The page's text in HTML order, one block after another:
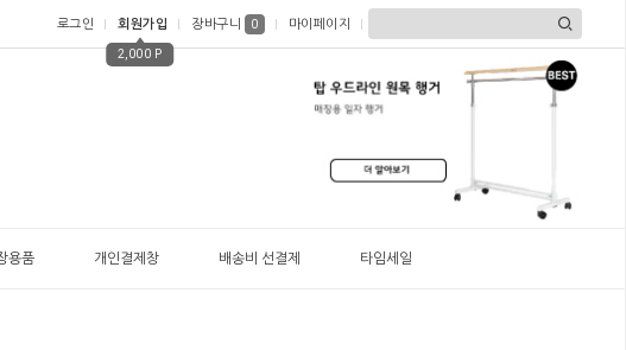
로그인 회원가입
2,000 P
장바구니 0 마이페이지
용품 개인결제창 배송비 선결제 타임세일